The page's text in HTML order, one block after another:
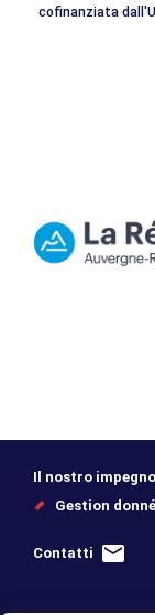
cofinanziata
Il nostro
Gestion
Contatti